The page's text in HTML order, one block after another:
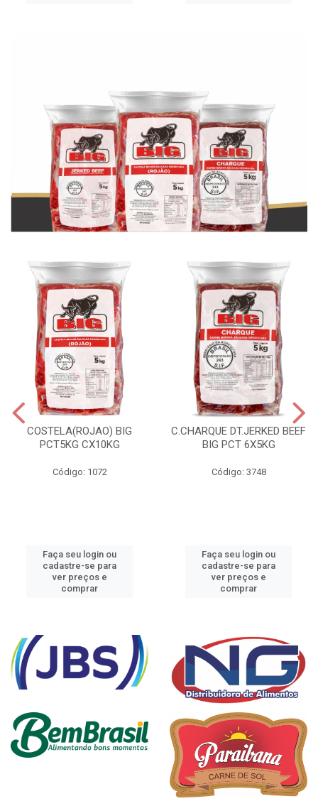
COSTELA(ROJAO) BIG
PCT5KG CX10KG
Código: 1072
Faça seu login ou
cadastre-se para
ver preços e
comprar
C.CHARQUE DT.JERKED BEEF
BIG PCT 6X5KG
Código: 3748
Faça seu login ou
cadastre-se para
ver preços e
comprar